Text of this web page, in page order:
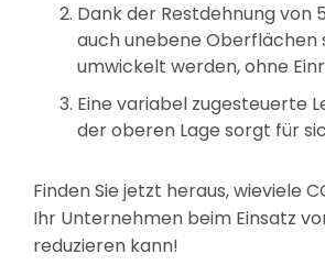
Dank der Restdehnung von
auch unebene Oberflächen
umwickelt werden, ohne
Eine variabel zugesteuerte
der oberen Lage sorgt für
Finden Sie jetzt heraus, wieviele
Ihr Unternehmen beim Einsatz
reduzieren kann!